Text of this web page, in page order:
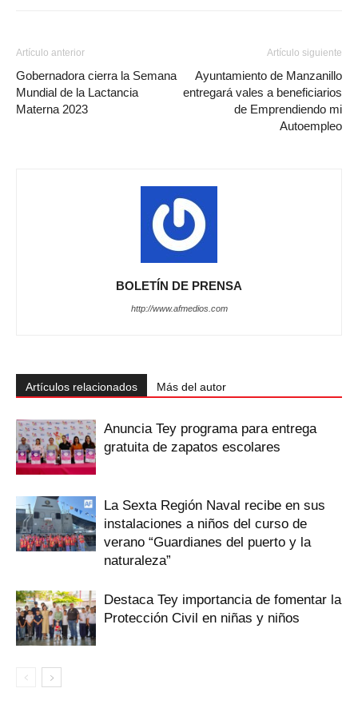
Artículo anterior
Gobernadora cierra la Semana
Mundial de la Lactancia
Materna 2023
Artículo siguiente
Ayuntamiento de Manzanillo
entregará vales a beneficiarios
de Emprendiendo mi
Autoempleo
BOLETÍN DE PRENSA
http://www.afmedios.com
Artículos relacionados Más del autor
‎Anuncia Tey programa para entrega
gratuita de zapatos escolares
La Sexta Región Naval recibe en sus
instalaciones a niños del curso de
verano “Guardianes del puerto y la
naturaleza”
Destaca Tey importancia de fomentar ‎la
Protección Civil en niñas y niños